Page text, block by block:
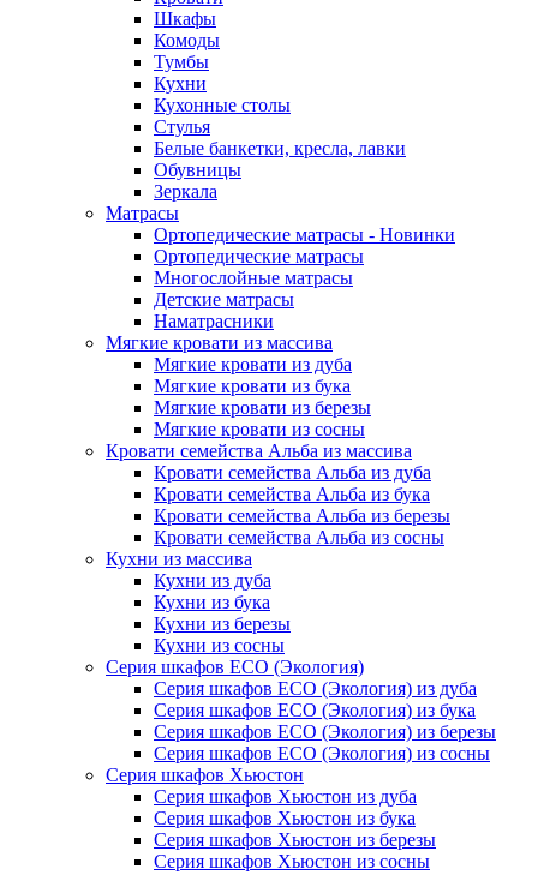
Шкафы
Комоды
Тумбы
Кухни
Кухонные столы
Стулья
Белые банкетки, кресла, лавки
Обувницы
Зеркала
Матрасы
Ортопедические матрасы - Новинки
Ортопедические матрасы
Многослойные матрасы
Детские матрасы
Наматрасники
Мягкие кровати из массива
Мягкие кровати из дуба
Мягкие кровати из бука
Мягкие кровати из березы
Мягкие кровати из сосны
Кровати семейства Альба из массива
Кровати семейства Альба из дуба
Кровати семейства Альба из бука
Кровати семейства Альба из березы
Кровати семейства Альба из сосны
Кухни из массива
Кухни из дуба
Кухни из бука
Кухни из березы
Кухни из сосны
Серия шкафов ECO (Экология)
Серия шкафов ECO (Экология) из дуба
Серия шкафов ECO (Экология) из бука
Серия шкафов ECO (Экология) из березы
Серия шкафов ECO (Экология) из сосны
Серия шкафов Хьюстон
Серия шкафов Хьюстон из дуба
Серия шкафов Хьюстон из бука
Серия шкафов Хьюстон из березы
Серия шкафов Хьюстон из сосны